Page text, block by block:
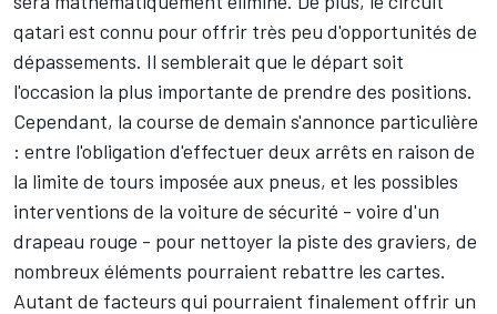
qatari est connu pour offrir très peu d'opportunités de
dépassements. Il semblerait que le départ soit
l'occasion la plus importante de prendre des positions.
Cependant, la course de demain s'annonce particulière
: entre l'obligation d'effectuer deux arrêts en raison de
la limite de tours imposée aux pneus, et les possibles
interventions de la voiture de sécurité - voire d'un
drapeau rouge - pour nettoyer la piste des graviers, de
nombreux éléments pourraient rebattre les cartes.
Autant de facteurs qui pourraient finalement offrir un